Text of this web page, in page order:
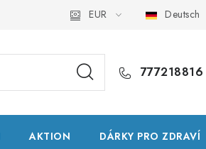
Natural Health Store Glossar der
EUR Deutsch
777218816
AKTION DÁRKY PRO ZDRAVÍ